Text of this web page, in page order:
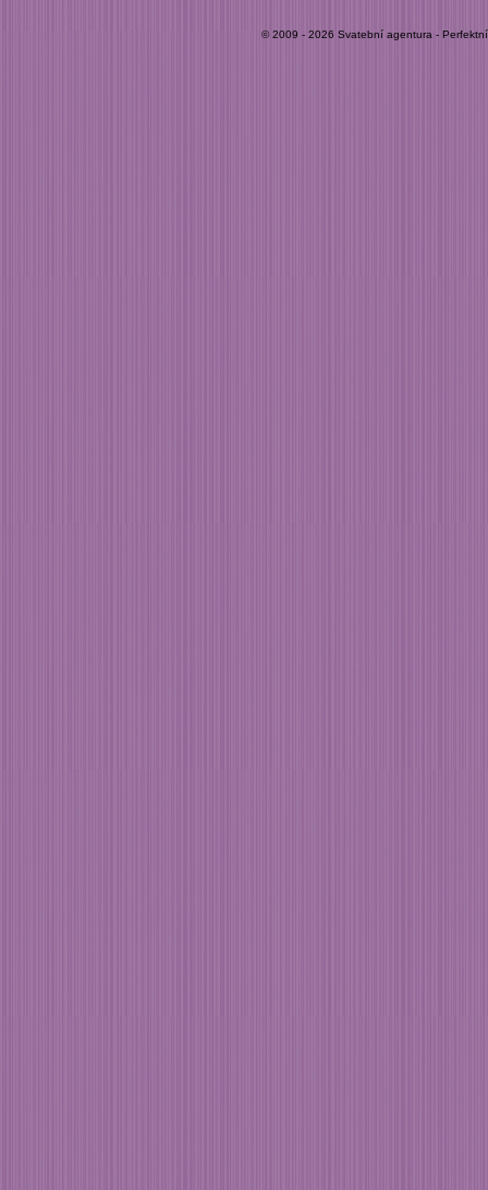
© 2009 - 2026 Svatební agentura -